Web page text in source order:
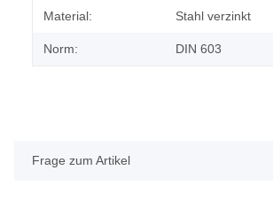
Material: Stahl verzinkt
Norm: DIN 603
Frage zum Artikel